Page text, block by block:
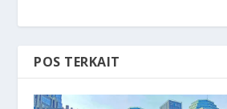
POS TERKAIT